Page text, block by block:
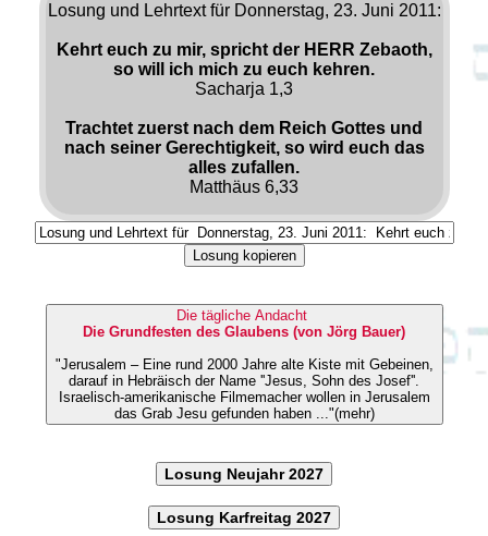
Losung und Lehrtext für Donnerstag, 23. Juni 2011:
Kehrt euch zu mir, spricht der HERR Zebaoth,
so will ich mich zu euch kehren.
Sacharja 1,3
Trachtet zuerst nach dem Reich Gottes und
nach seiner Gerechtigkeit, so wird euch das
alles zufallen.
Matthäus 6,33
Losung kopieren
Die tägliche Andacht
Die Grundfesten des Glaubens (von Jörg Bauer)
"Jerusalem – Eine rund 2000 Jahre alte Kiste mit Gebeinen,
darauf in Hebräisch der Name ''Jesus, Sohn des Josef''.
Israelisch-amerikanische Filmemacher wollen in Jerusalem
das Grab Jesu gefunden haben ..."(mehr)
Losung Neujahr 2027
Losung Karfreitag 2027